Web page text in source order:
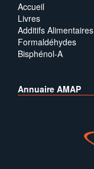
Accueil
Livres
Additifs Alimentaires
Formaldéhydes
Bisphénol-A
Annuaire AMAP